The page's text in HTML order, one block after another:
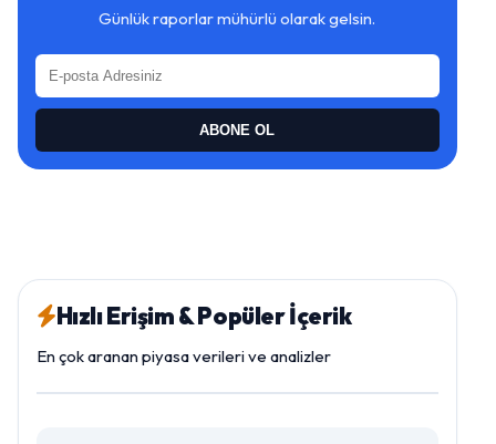
Günlük raporlar mühürlü olarak gelsin.
ABONE OL
Hızlı Erişim & Popüler İçerik
En çok aranan piyasa verileri ve analizler